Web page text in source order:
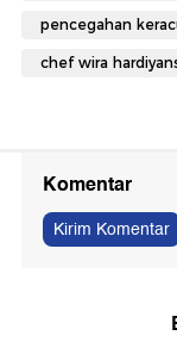
pencegahan
chef wira
Komentar
Kirim Komentar